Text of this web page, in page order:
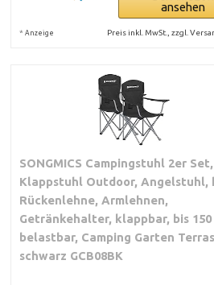
ansehen
* Anzeige Preis inkl. MwSt., zzgl.
SONGMICS Campingstuhl 2er Set,
Klappstuhl Outdoor, Angelstuhl,
Rückenlehne, Armlehnen,
Getränkehalter, klappbar, bis 150
belastbar, Camping Garten
schwarz GCB08BK